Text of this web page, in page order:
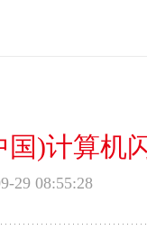
)计算机
29 08:55:28